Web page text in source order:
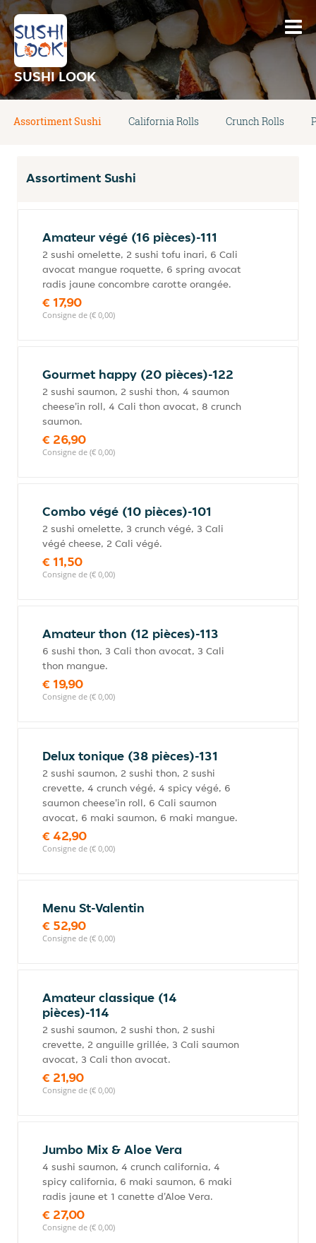
SUSHI LOOK
Assortiment Sushi California Rolls Crunch Rolls
Assortiment Sushi
Amateur végé (16 pièces)-111
2 sushi omelette, 2 sushi tofu inari, 6 Cali
avocat mangue roquette, 6 spring avocat
radis jaune concombre carotte orangée.
€ 17,90
Consigne de (€ 0,00)
Gourmet happy (20 pièces)-122
2 sushi saumon, 2 sushi thon, 4 saumon
cheese'in roll, 4 Cali thon avocat, 8 crunch
saumon.
€ 26,90
Consigne de (€ 0,00)
Combo végé (10 pièces)-101
2 sushi omelette, 3 crunch végé, 3 Cali
végé cheese, 2 Cali végé.
€ 11,50
Consigne de (€ 0,00)
Amateur thon (12 pièces)-113
6 sushi thon, 3 Cali thon avocat, 3 Cali
thon mangue.
€ 19,90
Consigne de (€ 0,00)
Delux tonique (38 pièces)-131
2 sushi saumon, 2 sushi thon, 2 sushi
crevette, 4 crunch végé, 4 spicy végé, 6
saumon cheese'in roll, 6 Cali saumon
avocat, 6 maki saumon, 6 maki mangue.
€ 42,90
Consigne de (€ 0,00)
Menu St-Valentin
€ 52,90
Consigne de (€ 0,00)
Amateur classique (14
pièces)-114
2 sushi saumon, 2 sushi thon, 2 sushi
crevette, 2 anguille grillée, 3 Cali saumon
avocat, 3 Cali thon avocat.
€ 21,90
Consigne de (€ 0,00)
Jumbo Mix & Aloe Vera
4 sushi saumon, 4 crunch california, 4
spicy california, 6 maki saumon, 6 maki
radis jaune et 1 canette d'Aloe Vera.
€ 27,00
Consigne de (€ 0,00)